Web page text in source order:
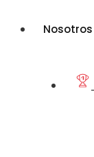
Nosotros